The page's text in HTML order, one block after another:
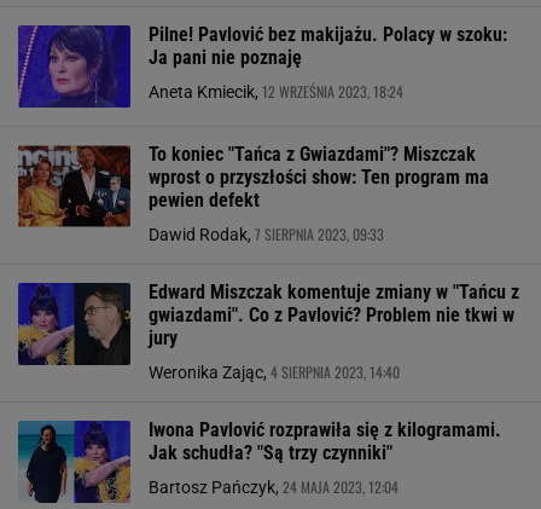
Pilne! Pavlović bez makijażu. Polacy w szoku:
Ja pani nie poznaję
Aneta Kmiecik, 12 WRZEŚNIA 2023, 18:24
To koniec "Tańca z Gwiazdami"? Miszczak
wprost o przyszłości show: Ten program ma
pewien defekt
Dawid Rodak, 7 SIERPNIA 2023, 09:33
Edward Miszczak komentuje zmiany w "Tańcu z
gwiazdami". Co z Pavlović? Problem nie tkwi w
jury
Weronika Zając, 4 SIERPNIA 2023, 14:40
Iwona Pavlović rozprawiła się z kilogramami.
Jak schudła? "Są trzy czynniki"
Bartosz Pańczyk, 24 MAJA 2023, 12:04